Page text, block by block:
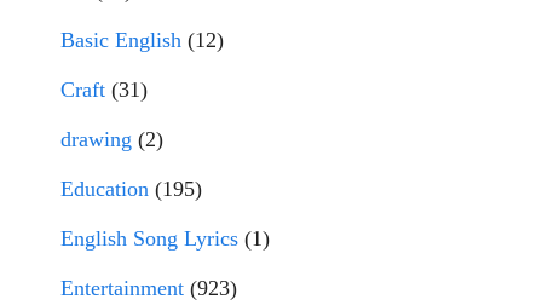
Basic English (12)
Craft (31)
drawing (2)
Education (195)
English Song Lyrics (1)
Entertainment (923)